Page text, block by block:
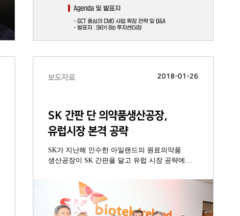
보도자료 2018-01-26
SK 간판 단 의약품생산공장,
유럽시장 본격 공략
SK가 지난해 인수한 아일랜드의 원료의약품
생산공장이 SK 간판을 달고 유럽 시장 공략에
SK바이오텍은 아일랜드 스워즈(Swords)市에
위치한 ‘SK바이오텍 스워즈 공장’에서 25일
(현지시각) 개소식을 열었다. 이날 행사에는
SK바이오텍 박준구 대표와 마이클 디아시